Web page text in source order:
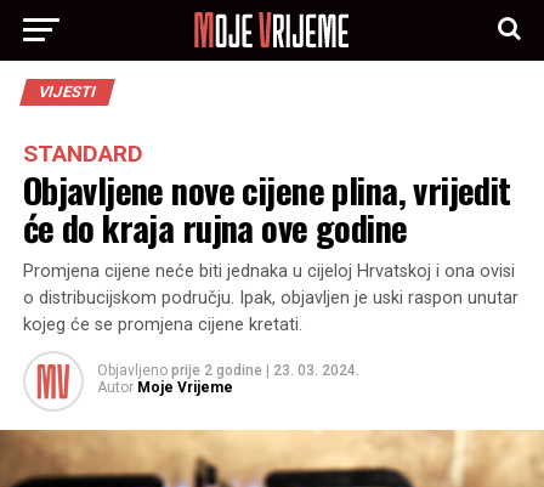
VIJESTI
STANDARD
Objavljene nove cijene plina, vrijedit
će do kraja rujna ove godine
Promjena cijene neće biti jednaka u cijeloj Hrvatskoj i ona ovisi
o distribucijskom području. Ipak, objavljen je uski raspon unutar
kojeg će se promjena cijene kretati.
Objavljeno prije 2 godine
23. 03. 2024.
Autor Moje Vrijeme